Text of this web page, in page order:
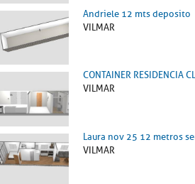
Andriele 12 mts deposito
VILMAR
CONTAINER RESIDENCIA
VILMAR
Laura nov 25 12 metros
VILMAR